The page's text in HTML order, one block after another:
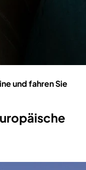
und fahren Sie